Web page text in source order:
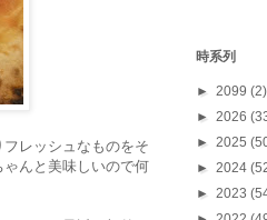
レッシュなものをそ
んと美味しいので何
時系列
► 2099 (2)
► 2026
► 2025
► 2024
► 2023